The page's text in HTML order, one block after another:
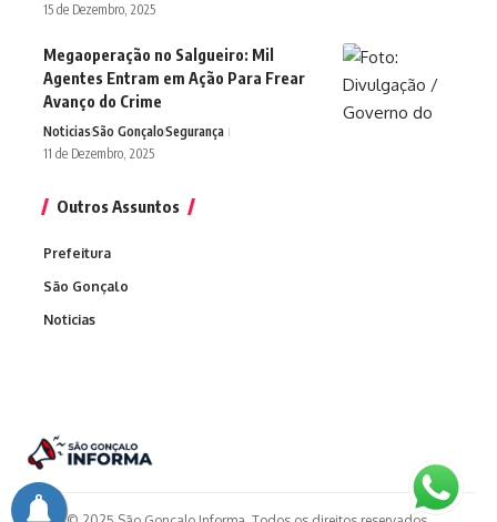
15 de Dezembro, 2025
Megaoperação no Salgueiro: Mil
Agentes Entram em Ação Para Frear
Avanço do Crime
NoticiasSão GonçaloSegurança
11 de Dezembro, 2025
Outros Assuntos
Prefeitura
São Gonçalo
Noticias